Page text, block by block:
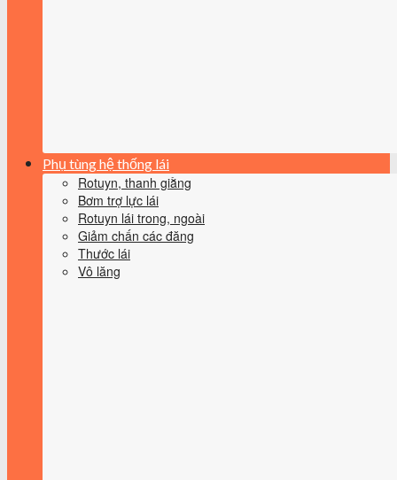
Phụ tùng hệ thống lái
Rotuyn, thanh giằng
Bơm trợ lực lái
Rotuyn lái trong, ngoài
Giảm chấn các đăng
Thước lái
Vô lăng